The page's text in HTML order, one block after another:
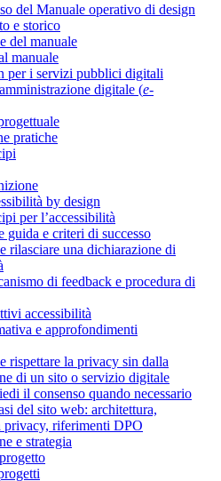
del Manuale operativo di design
e storico
del manuale
manuale
per i servizi pubblici digitali
digitale (e-
pratiche
by design
per l’accessibilità
guida e criteri di successo
rilasciare una dichiarazione di
di feedback e procedura di
accessibilità
e approfondimenti
rispettare la privacy sin dalla
di un sito o servizio digitale
il consenso quando necessario
del sito web: architettura,
privacy, riferimenti DPO
e strategia